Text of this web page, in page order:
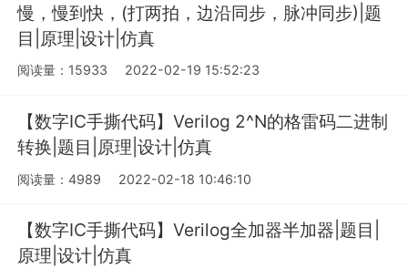
慢，慢到快，(打两拍，边沿同步，脉冲同步)|题
目|原理|设计|仿真
阅读量：15933 2022-02-19 15:52:23
【数字IC手撕代码】Verilog 2^N的格雷码二进制
转换|题目|原理|设计|仿真
阅读量：4989 2022-02-18 10:46:10
【数字IC手撕代码】Verilog全加器半加器|题目|
原理|设计|仿真